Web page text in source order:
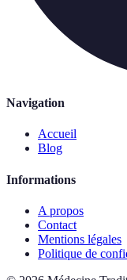
Navigation
Accueil
Blog
Informations
A propos
Contact
Mentions légales
Politique de